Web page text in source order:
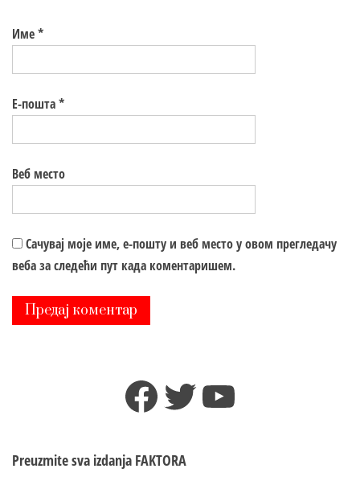
Име*
Е-пошта*
Веб место
Сачувај моје име, е-пошту и веб место у овом прегледачу
веба за следећи пут када коментаришем.
Facebook
TwitterYouTube
Preuzmite sva izdanja FAKTORA